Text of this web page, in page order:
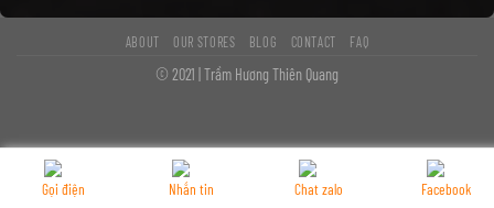
ABOUT OUR STORES BLOG CONTACT FAQ
© 2021 | Trầm Hương Thiên Quang
Gọi điện Nhắn tin Chat zalo Facebook